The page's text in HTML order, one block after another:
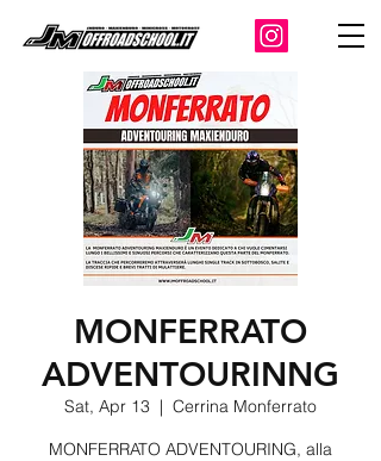
MONFERRATO
ADVENTOURINNG
Sat, Apr 13
  |
Cerrina Monferrato
MONFERRATO ADVENTOURING, alla